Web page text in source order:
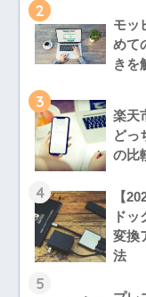
2
モッ
めて
きを
3
楽天
どっ
の比
4
【
ド
変換
法
5